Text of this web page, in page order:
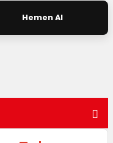
Hemen Al